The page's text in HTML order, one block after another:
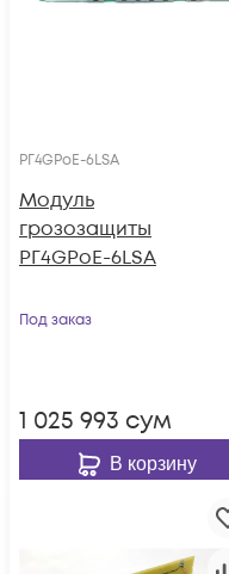
РГ4GPoE-6LSA
Модуль
грозозащиты
РГ4GPoE-6LSA
Под заказ
1 025 993 сум
В корзину